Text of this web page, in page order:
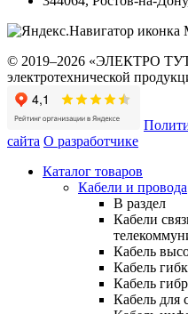
© 2019–2026 «ЭЛЕКТРО
электротехнической
сайта О разработчике
Каталог товаров
Кабели и провода
В раздел
Кабели
Кабель
Кабель
Кабель
Кабель для